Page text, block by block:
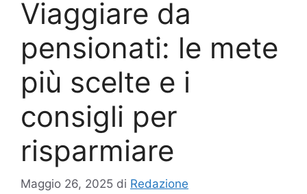
Viaggiare da
pensionati: le mete
più scelte e i
consigli per
risparmiare
Maggio 26, 2025 di Redazione